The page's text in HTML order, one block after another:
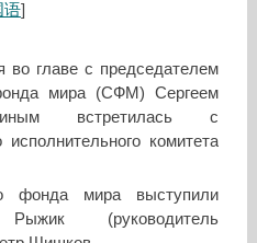
语]
во главе с председателем
мира (СФМ) Сергеем
встретилась с
исполнительного комитета
фонда мира выступили
(руководитель